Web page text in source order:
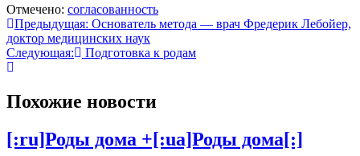
Отмечено: согласованность
Навигация
по
записям
Предыдущая: Основатель метода — врач Фредерик Лебойер,
доктор медицинских наук
Следующая:
Подготовка к родам
Похожие новости
[:ru]Роды дома +[:ua]Роды дома[:]